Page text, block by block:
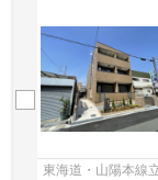
東海道・山陽本線